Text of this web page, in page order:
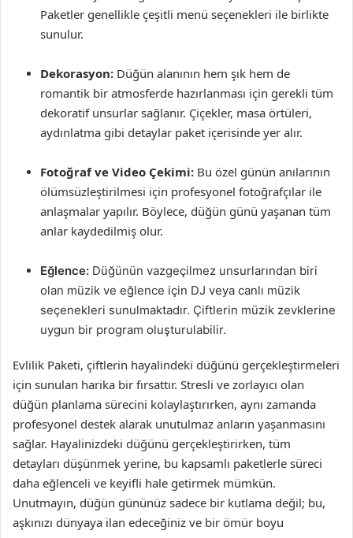
Paketler genellikle çeşitli menü seçenekleri ile birlikte
sunulur.
Dekorasyon: Düğün alanının hem şık hem de
romantik bir atmosferde hazırlanması için gerekli tüm
dekoratif unsurlar sağlanır. Çiçekler, masa örtüleri,
aydınlatma gibi detaylar paket içerisinde yer alır.
Fotoğraf ve Video Çekimi: Bu özel günün anılarının
ölümsüzleştirilmesi için profesyonel fotoğrafçılar ile
anlaşmalar yapılır. Böylece, düğün günü yaşanan tüm
anlar kaydedilmiş olur.
Eğlence: Düğünün vazgeçilmez unsurlarından biri
olan müzik ve eğlence için DJ veya canlı müzik
seçenekleri sunulmaktadır. Çiftlerin müzik zevklerine
uygun bir program oluşturulabilir.
Evlilik Paketi, çiftlerin hayalindeki düğünü gerçekleştirmeleri
için sunulan harika bir fırsattır. Stresli ve zorlayıcı olan
düğün planlama sürecini kolaylaştırırken, aynı zamanda
profesyonel destek alarak unutulmaz anların yaşanmasını
sağlar. Hayalinizdeki düğünü gerçekleştirirken, tüm
detayları düşünmek yerine, bu kapsamlı paketlerle süreci
daha eğlenceli ve keyifli hale getirmek mümkün.
Unutmayın, düğün gününüz sadece bir kutlama değil; bu,
aşkınızı dünyaya ilan edeceğiniz ve bir ömür boyu